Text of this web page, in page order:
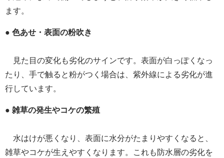
ます。
● 色あせ・表面の粉吹き
見た目の変化も劣化のサインです。表面が白っぽくなっ
たり、手で触ると粉がつく場合は、紫外線による劣化が進
行しています。
● 雑草の発生やコケの繁殖
水はけが悪くなり、表面に水分がたまりやすくなると、
雑草やコケが生えやすくなります。これも防水層の劣化を